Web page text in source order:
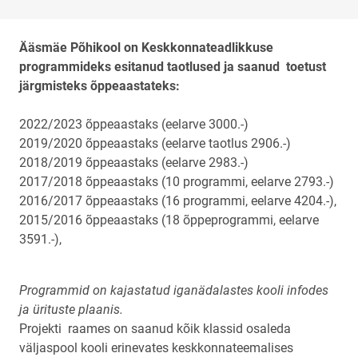
Ääsmäe Põhikool on Keskkonnateadlikkuse
programmideks esitanud taotlused ja saanud toetust
järgmisteks õppeaastateks:
2022/2023 õppeaastaks (eelarve 3000.-)
2019/2020 õppeaastaks (eelarve taotlus 2906.-)
2018/2019 õppeaastaks (eelarve 2983.-)
2017/2018 õppeaastaks (10 programmi, eelarve 2793.-)
2016/2017 õppeaastaks (16 programmi, eelarve 4204.-),
2015/2016 õppeaastaks (18 õppeprogrammi, eelarve
3591.-),
Programmid on kajastatud iganädalastes kooli infodes
ja ürituste plaanis.
Projekti raames on saanud kõik klassid osaleda
väljaspool kooli erinevates keskkonnateemalises